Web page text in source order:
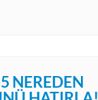
NEREDEN